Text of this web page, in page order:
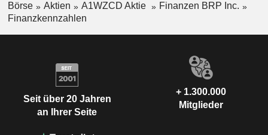
Börse Aktien A1WZCD Aktie
Finanzen BRP Inc.
Finanzkennzahlen
Seit über 20 Jahren
an Ihrer Seite
+ 1.300.000
Mitglieder